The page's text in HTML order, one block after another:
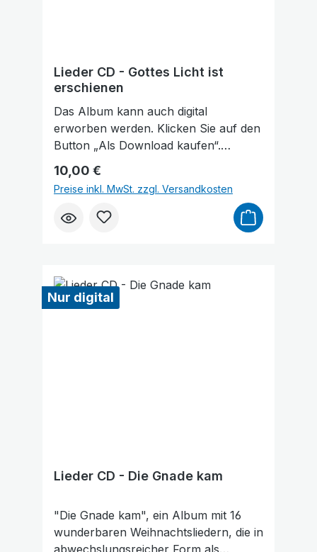
Lieder CD - Gottes Licht ist
erschienen
Das Album kann auch digital
erworben werden. Klicken Sie auf den
Button „Als Download kaufen“.
Dadurch gelangen Sie auf unsere
digitale Plattform von der
Friedensstimme. Dort finden Sie das
Album und können auch einzelne
Tracks (Lieder) nach Belieben kaufen.
Bewertung ab und helfen Sie anderen,
die richtige Wahl zu treffen. Vielen
Regulärer Preis:
10,00 €
Preise inkl. MwSt. zzgl. Versandkosten
Nur digital
Lieder CD - Die Gnade kam
"Die Gnade kam", ein Album mit 16
wunderbaren Weihnachtsliedern, die in
abwechslungsreicher Form als
Text vergrößern Hochkontrastmodus